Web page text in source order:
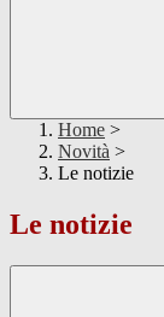
Home >
Novità >
Le notizie
Le notizie